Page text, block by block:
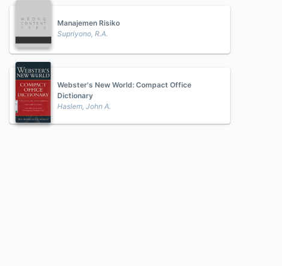
Manajemen Risiko
Supriyono, R.A.
Webster's New World: Compact Office
Dictionary
Haslem, John A.